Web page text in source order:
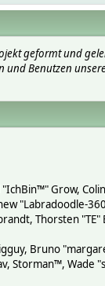
geformt und
Benutzen
Grow,
"Labradoodle-
Thorsten "TE"
Bruno
Storman™, Wade